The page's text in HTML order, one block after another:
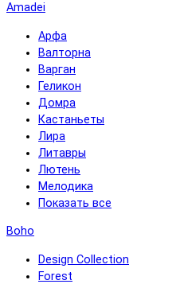
Amadei
Арфа
Валторна
Варган
Геликон
Домра
Кастаньеты
Лира
Литавры
Лютень
Мелодика
Показать все
Boho
Design Collection
Forest